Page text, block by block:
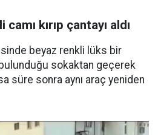
kırıp çantayı aldı
beyaz renkli lüks bir
sokaktan geçerek
süre sonra aynı araç yeniden